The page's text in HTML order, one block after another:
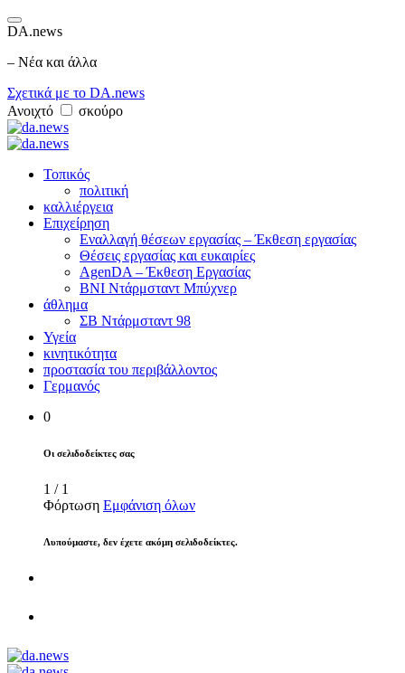
DA.news
– Νέα και άλλα
Σχετικά με το DA.news
Ανοιχτό
σκούρο
Τοπικός
πολιτική
καλλιέργεια
Επιχείρηση
Εναλλαγή θέσεων εργασίας – Έκθεση εργασίας
Θέσεις εργασίας και ευκαιρίες
AgenDA – Έκθεση Εργασίας
BNI Ντάρμσταντ Μπύχνερ
άθλημα
ΣΒ Ντάρμσταντ 98
Υγεία
κινητικότητα
προστασία του περιβάλλοντος
Γερμανός
0
Οι σελιδοδείκτες σας
1 / 1
Φόρτωση Εμφάνιση όλων
Λυπούμαστε, δεν έχετε ακόμη σελιδοδείκτες.